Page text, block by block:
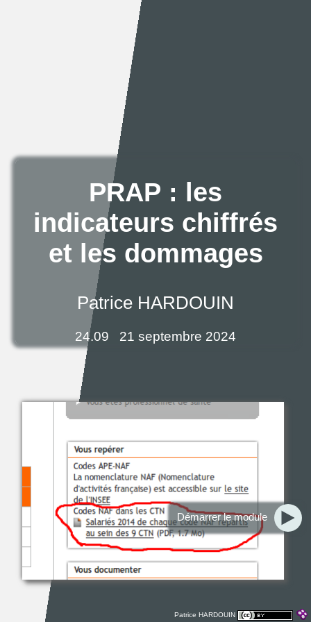
PRAP : les
indicateurs chiffrés
et les dommages
Patrice HARDOUIN
24.09 21 septembre 2024
Démarrer le module
Patrice HARDOUIN